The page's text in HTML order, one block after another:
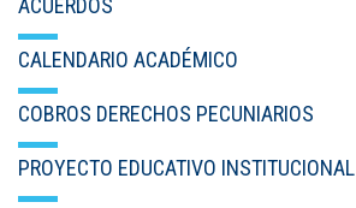
ACUERDOS
CALENDARIO ACADÉMICO
COBROS DERECHOS PECUNIARIOS
PROYECTO EDUCATIVO INSTITUCIONAL